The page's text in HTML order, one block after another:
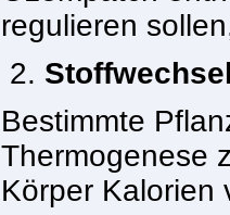
regulieren
Bestimmte
Thermogenese
Körper Kalorien